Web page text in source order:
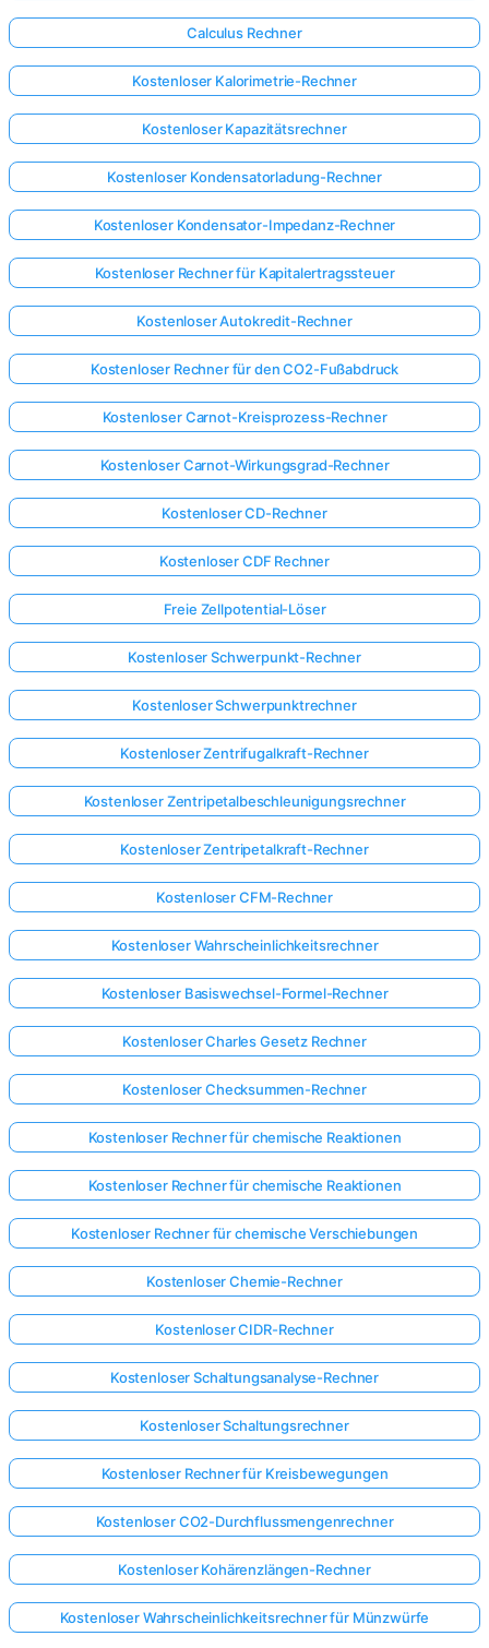
Calculus Rechner
Kostenloser Kalorimetrie-Rechner
Kostenloser Kapazitätsrechner
Kostenloser Kondensatorladung-Rechner
Kostenloser Kondensator-Impedanz-Rechner
Kostenloser Rechner für Kapitalertragssteuer
Kostenloser Autokredit-Rechner
Kostenloser Rechner für den CO2-Fußabdruck
Kostenloser Carnot-Kreisprozess-Rechner
Kostenloser Carnot-Wirkungsgrad-Rechner
Kostenloser CD-Rechner
Kostenloser CDF Rechner
Freie Zellpotential-Löser
Kostenloser Schwerpunkt-Rechner
Kostenloser Schwerpunktrechner
Kostenloser Zentrifugalkraft-Rechner
Kostenloser Zentripetalbeschleunigungsrechner
Kostenloser Zentripetalkraft-Rechner
Kostenloser CFM-Rechner
Kostenloser Wahrscheinlichkeitsrechner
Kostenloser Basiswechsel-Formel-Rechner
Kostenloser Charles Gesetz Rechner
Kostenloser Checksummen-Rechner
Kostenloser Rechner für chemische Reaktionen
Kostenloser Rechner für chemische Reaktionen
Kostenloser Rechner für chemische Verschiebungen
Kostenloser Chemie-Rechner
Kostenloser CIDR-Rechner
Kostenloser Schaltungsanalyse-Rechner
Kostenloser Schaltungsrechner
Kostenloser Rechner für Kreisbewegungen
Kostenloser CO2-Durchflussmengenrechner
Kostenloser Kohärenzlängen-Rechner
Kostenloser Wahrscheinlichkeitsrechner für Münzwürfe